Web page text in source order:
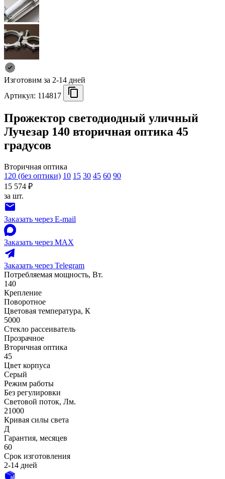
Изготовим за 2-14 дней
Артикул: 114817
Прожектор светодиодный уличный
Лучезар 140 вторичная оптика 45
градусов
Вторичная оптика
120 (без оптики) 10 15 30 45 60 90
15 574 ₽
за шт.
Заказать через E-mail
Заказать через MAX
Заказать через Telegram
Потребляемая мощность, Вт.
140
Крепление
Поворотное
Цветовая температура, К
5000
Стекло рассеиватель
Прозрачное
Вторичная оптика
45
Цвет корпуса
Серый
Режим работы
Без регулировки
Световой поток, Лм.
21000
Кривая силы света
Д
Гарантия, месяцев
60
Срок изготовления
2-14 дней